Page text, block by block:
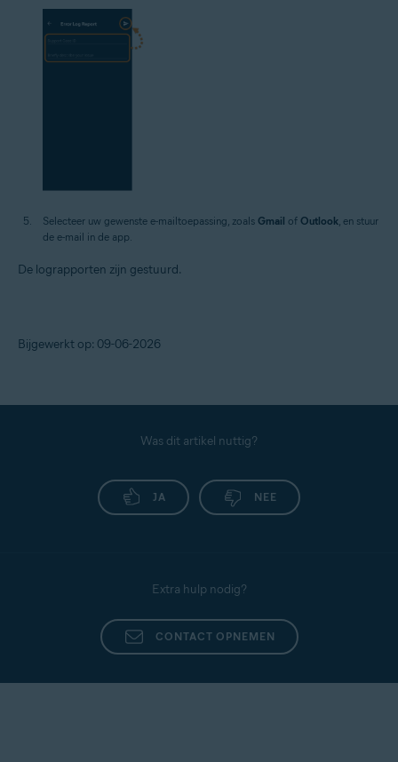
Selecteer uw gewenste e-mailtoepassing, zoals Gmail of Outlook , en stuur
de e-mail in de app.
De lograpporten zijn gestuurd.
Bijgewerkt op: 09-06-2026
Was dit artikel nuttig?
JA NEE
Extra hulp nodig?
CONTACT OPNEMEN